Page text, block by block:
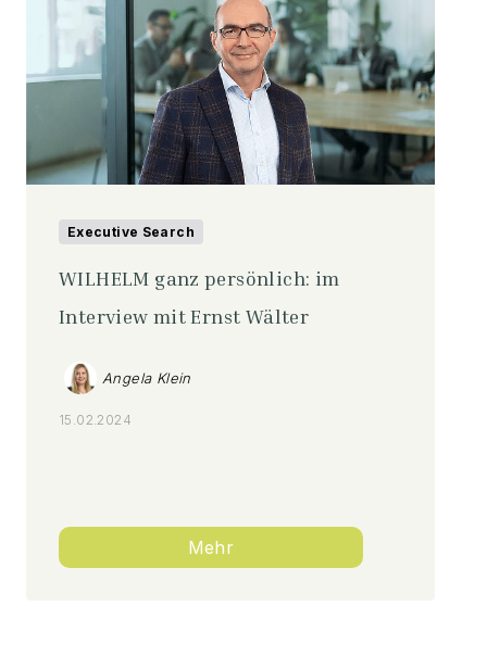
Executive Search
WILHELM ganz persönlich: im
Interview mit Ernst Wälter
Angela Klein
15.02.2024
Mehr